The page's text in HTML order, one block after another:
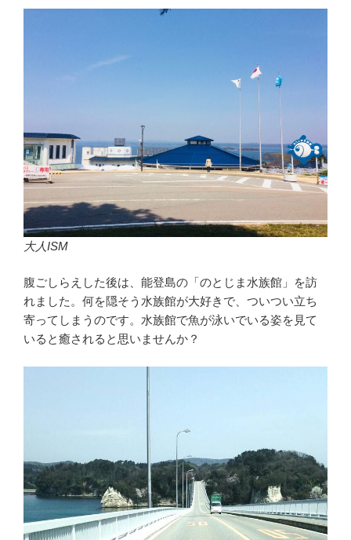
大人ISM
腹ごしらえした後は、能登島の「のとじま水族館」を訪
れました。何を隠そう水族館が大好きで、ついつい立ち
寄ってしまうのです。水族館で魚が泳いでいる姿を見て
いると癒されると思いませんか？